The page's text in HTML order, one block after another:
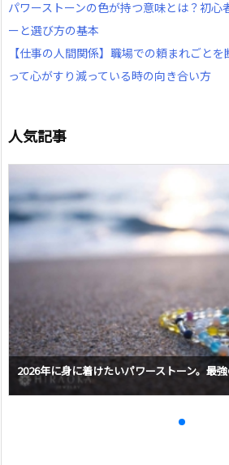
パワーストーンの色が持つ意味とは？初心
ーと選び方の基本
【仕事の人間関係】職場での頼まれごと
って心がすり減っている時の向き合い方
人気記事
2026年に身に着けたいパワーストーン。最